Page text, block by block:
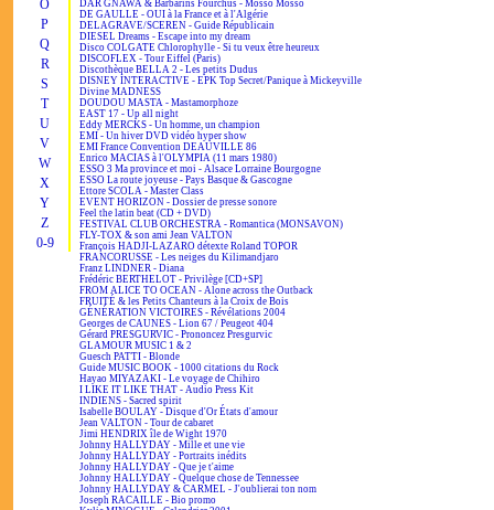
O
P
Q
R
S
T
U
V
W
X
Y
Z
0-9
DAR GNAWA & Barbarins Fourchus - Mosso Mosso
DE GAULLE - OUI à la France et à l'Algérie
DELAGRAVE/SCEREN - Guide Républicain
DIESEL Dreams - Escape into my dream
Disco COLGATE Chlorophylle - Si tu veux être heureux
DISCOFLEX - Tour Eiffel (Paris)
Discothèque BELLA 2 - Les petits Dudus
DISNEY INTERACTIVE - EPK Top Secret/Panique à Mickeyville
Divine MADNESS
DOUDOU MASTA - Mastamorphoze
EAST 17 - Up all night
Eddy MERCKS - Un homme, un champion
EMI - Un hiver DVD vidéo hyper show
EMI France Convention DEAUVILLE 86
Enrico MACIAS à l'OLYMPIA (11 mars 1980)
ESSO 3 Ma province et moi - Alsace Lorraine Bourgogne
ESSO La route joyeuse - Pays Basque & Gascogne
Ettore SCOLA - Master Class
EVENT HORIZON - Dossier de presse sonore
Feel the latin beat (CD + DVD)
FESTIVAL CLUB ORCHESTRA - Romantica (MONSAVON)
FLY-TOX & son ami Jean VALTON
François HADJI-LAZARO détexte Roland TOPOR
FRANCORUSSE - Les neiges du Kilimandjaro
Franz LINDNER - Diana
Frédéric BERTHELOT - Privilège [CD+SP]
FROM ALICE TO OCEAN - Alone across the Outback
FRUITÉ & les Petits Chanteurs à la Croix de Bois
GÉNÉRATION VICTOIRES - Révélations 2004
Georges de CAUNES - Lion 67 / Peugeot 404
Gérard PRESGURVIC - Prononcez Presgurvic
GLAMOUR MUSIC 1 & 2
Guesch PATTI - Blonde
Guide MUSIC BOOK - 1000 citations du Rock
Hayao MIYAZAKI - Le voyage de Chihiro
I LIKE IT LIKE THAT - Audio Press Kit
INDIENS - Sacred spirit
Isabelle BOULAY - Disque d'Or États d'amour
Jean VALTON - Tour de cabaret
Jimi HENDRIX île de Wight 1970
Johnny HALLYDAY - Mille et une vie
Johnny HALLYDAY - Portraits inédits
Johnny HALLYDAY - Que je t'aime
Johnny HALLYDAY - Quelque chose de Tennessee
Johnny HALLYDAY & CARMEL - J'oublierai ton nom
Joseph RACAILLE - Bio promo